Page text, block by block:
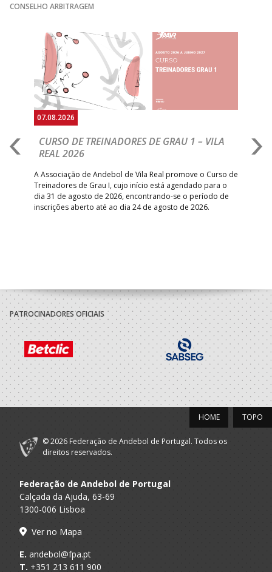
CONSELHO ARBITRAGEM
07.08.2026
CURSO DE TREINADORES DE GRAU 1 – VILA
REAL 2026
A Associação de Andebol de Vila Real promove o Curso de
Treinadores de Grau I, cujo início está agendado para o
dia 31 de agosto de 2026, encontrando-se o período de
inscrições aberto até ao dia 24 de agosto de 2026.
Anterior
PATROCINADORES OFICIAIS
TOPO
HOME
© 2026 Federação de Andebol de Portugal. Todos os
direitos reservados.
Federação de Andebol de Portugal
Calçada da Ajuda, 63-69
1300-006 Lisboa
Ver no Mapa
E. andebol@fpa.pt
T. +351 213 611 900